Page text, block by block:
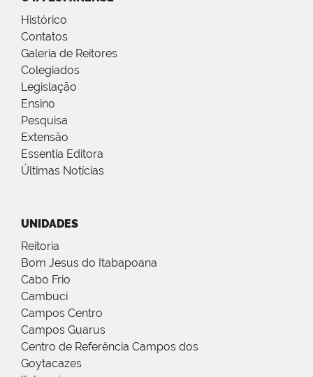
Histórico
Contatos
Galeria de Reitores
Colegiados
Legislação
Ensino
Pesquisa
Extensão
Essentia Editora
Últimas Notícias
UNIDADES
Reitoria
Bom Jesus do Itabapoana
Cabo Frio
Cambuci
Campos Centro
Campos Guarus
Centro de Referência Campos dos
Goytacazes